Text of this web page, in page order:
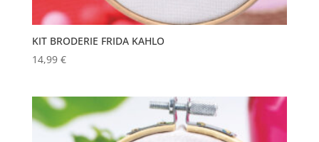
KIT BRODERIE FRIDA KAHLO
14,99 €